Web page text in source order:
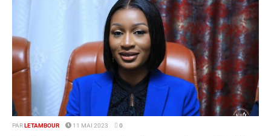
PAR LETAMBOUR 11 MAI 2023 0